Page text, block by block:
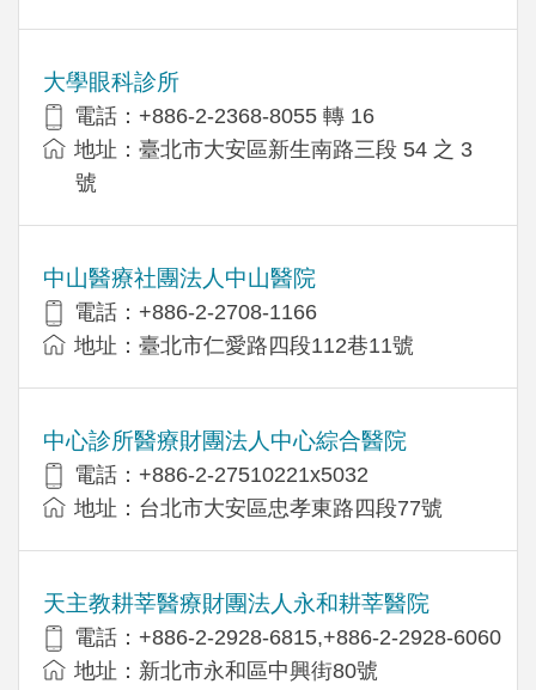
大學眼科診所
電話：+886-2-2368-8055 轉 16
地址：臺北市大安區新生南路三段 54 之 3
號
中山醫療社團法人中山醫院
電話：+886-2-2708-1166
地址：臺北市仁愛路四段112巷11號
中心診所醫療財團法人中心綜合醫院
電話：+886-2-27510221x5032
地址：台北市大安區忠孝東路四段77號
天主教耕莘醫療財團法人永和耕莘醫院
電話：+886-2-2928-6815,+886-2-2928-6060
地址：新北市永和區中興街80號